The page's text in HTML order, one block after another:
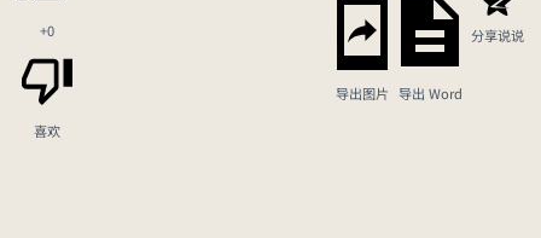
+0
喜欢
导出图片 导出 Word
分享说说